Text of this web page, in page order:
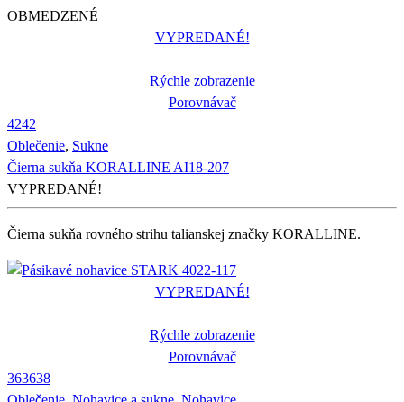
OBMEDZENÉ
VYPREDANÉ!
Rýchle zobrazenie
Porovnávač
4242
Oblečenie, Sukne
Čierna sukňa KORALLINE AI18-207
VYPREDANÉ!
Čierna sukňa rovného strihu talianskej značky KORALLINE.
VYPREDANÉ!
Rýchle zobrazenie
Porovnávač
363638